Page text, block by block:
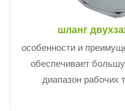
шланг
особенности и
обеспечивает
диапазон рабочих